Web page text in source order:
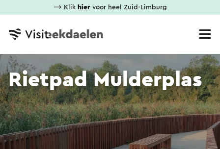
⟶ Klik hiervoor heel Zuid-Limburg
Rietpad Mulderplas